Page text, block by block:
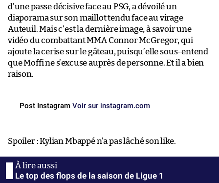
d’une passe décisive face au PSG, a dévoilé un
diaporama sur son maillot tendu face au virage
Auteuil. Mais c’est la dernière image, à savoir une
vidéo du combattant MMA Connor McGregor, qui
ajoute la cerise sur le gâteau, puisqu’elle sous-entend
que Moffi ne s’excuse auprès de personne. Et il a bien
raison.
Post Instagram Voir sur instagram.com
Spoiler : Kylian Mbappé n’a pas lâché son like.
Le top des flops de la saison de Ligue 1